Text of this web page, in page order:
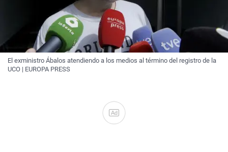
El exministro Ábalos atendiendo a los medios al término del registro de la
UCO | EUROPA PRESS
Ad